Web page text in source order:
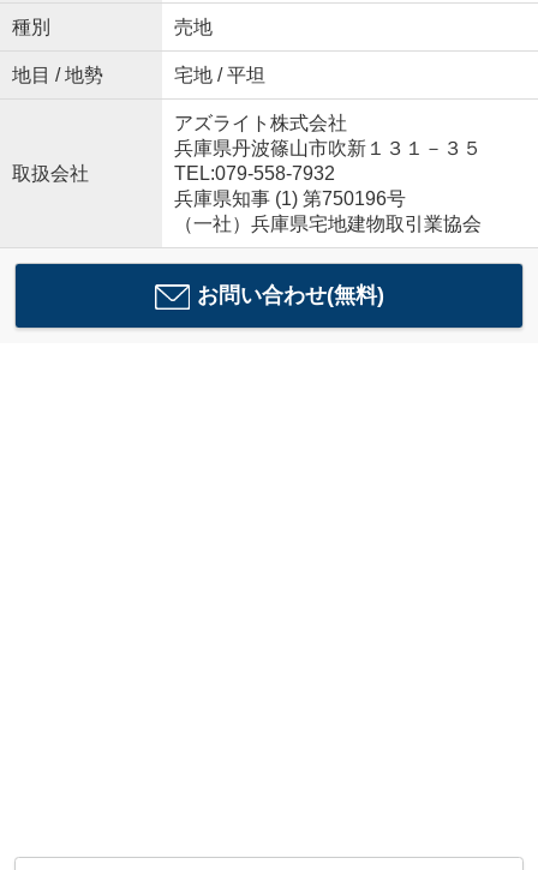
種別 売地
地目 / 地勢 宅地 / 平坦
取扱会社
アズライト株式会社
兵庫県丹波篠山市吹新１３１－３５
TEL:079-558-7932
兵庫県知事 (1) 第750196号
（一社）兵庫県宅地建物取引業協会
お問い合わせ(無料)